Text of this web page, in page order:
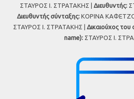
ΣΤΑΥΡΟΣ Ι. ΣΤΡΑΤΑΚΗΣ | Διευθυντής:
Διευθυντής σύνταξης:ΚΟΡΙΝΑ
ΣΤΑΥΡΟΣ Ι. ΣΤΡΑΤΑΚΗΣ | Δικαιούχος
name):ΣΤΑΥΡΟΣ Ι.